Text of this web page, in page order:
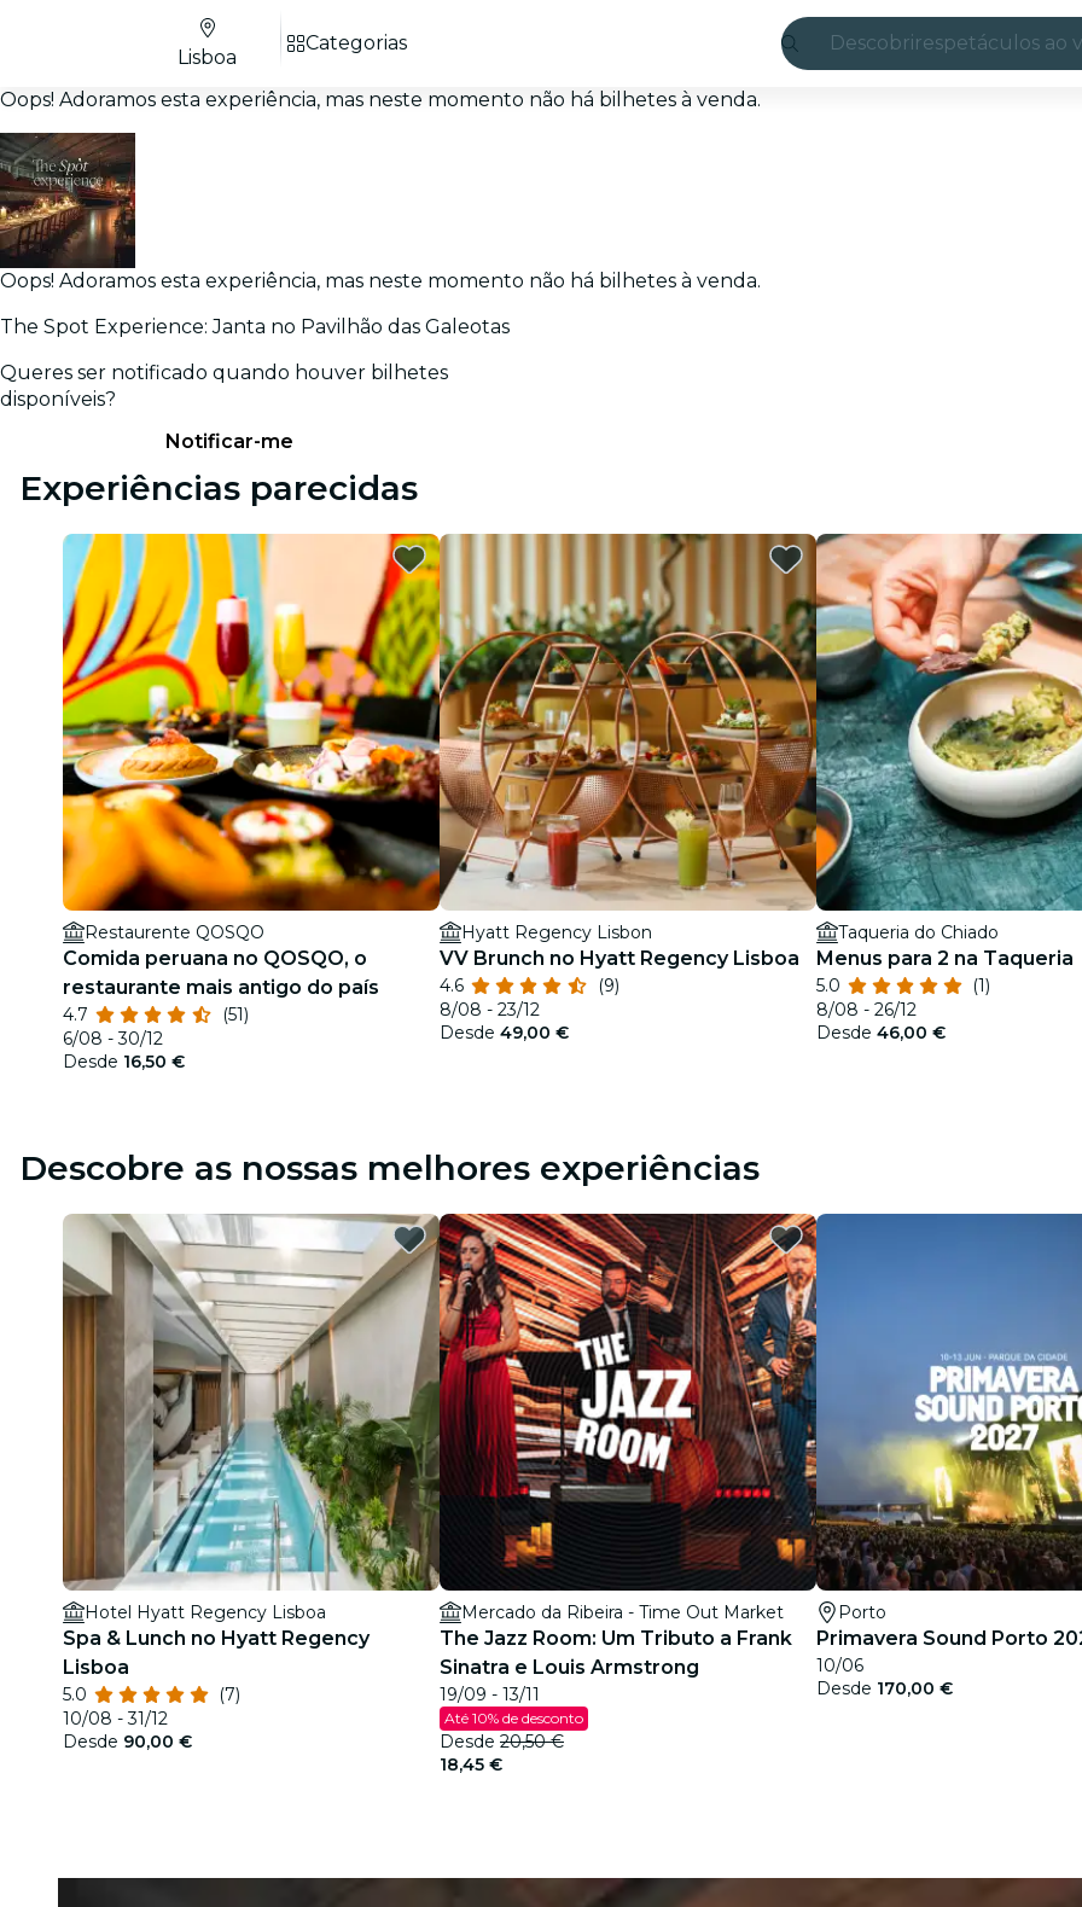
Descobrirespetáculos ao
restaurantes
cinema
Lisboa
Categorias
Oops! Adoramos esta experiência, mas neste momento não há bilhetes à venda.
Oops! Adoramos esta experiência, mas neste momento não há bilhetes à venda.
The Spot Experience: Janta no Pavilhão das Galeotas
Queres ser notificado quando houver bilhetes
disponíveis?
Notificar-me
Experiências parecidas
Restaurente QOSQO
Comida peruana no QOSQO, o
restaurante mais antigo do país
4.7
(51)
6/08 - 30/12
Desde 16,50 €
Hyatt Regency Lisbon
VV Brunch no Hyatt Regency Lisboa
4.6
(9)
8/08 - 23/12
Desde 49,00 €
Taqueria do Chiado
Menus para 2 na Taqueria
5.0
(1)
8/08 - 26/12
Desde 46,00 €
Descobre as nossas melhores experiências
Hotel Hyatt Regency Lisboa
Spa & Lunch no Hyatt Regency
Lisboa
5.0
(7)
10/08 - 31/12
Desde 90,00 €
Mercado da Ribeira - Time Out Market
The Jazz Room: Um Tributo a Frank
Sinatra e Louis Armstrong
19/09 - 13/11
Até 10% de desconto
Desde 20,50 €
18,45 €
Porto
Primavera Sound Porto
10/06
Desde 170,00 €